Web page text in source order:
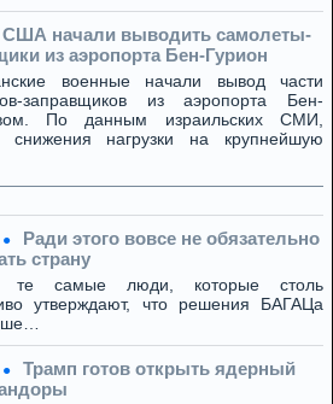
США начали выводить самолеты-
из аэропорта Бен-Гурион
военные начали вывод части
заправщиков из аэропорта Бен-
По данным израильских СМИ,
нагрузки на крупнейшую
Ради этого вовсе не обязательно
страну
самые люди, которые столь
утверждают, что решения БАГАЦа
Трамп готов открыть ядерный